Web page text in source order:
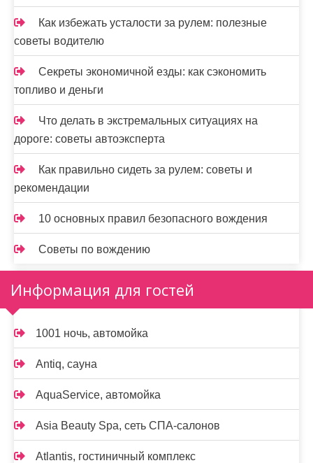
Как избежать усталости за рулем: полезные
советы водителю
Секреты экономичной езды: как сэкономить
топливо и деньги
Что делать в экстремальных ситуациях на
дороге: советы автоэксперта
Как правильно сидеть за рулем: советы и
рекомендации
10 основных правил безопасного вождения
Советы по вождению
Информация для гостей
1001 ночь, автомойка
Antiq, сауна
AquaService, автомойка
Asia Beauty Spa, сеть СПА-салонов
Atlantis, гостиничный комплекс